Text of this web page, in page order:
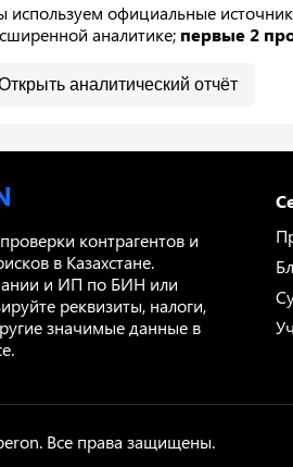
используем официальные
аналитике; первые 2
аналитический отчёт
контрагентов и
в Казахстане.
и ИП по БИН или
реквизиты, налоги,
значимые данные в
Все права защищены.